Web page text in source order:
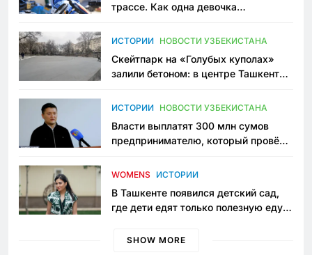
трассе. Как одна девочка
Узбекистане
ИСТОРИИ НОВОСТИ УЗБЕКИСТАНА
Скейтпарк на «Голубых куполах»
залили бетоном: в центре Ташкента
пространство
ИСТОРИИ НОВОСТИ УЗБЕКИСТАНА
Власти выплатят 300 млн сумов
предпринимателю, который провёл
приговору
WOMENS ИСТОРИИ
В Ташкенте появился детский сад,
где дети едят только полезную еду.
просить «кашу без сахара»
SHOW MORE